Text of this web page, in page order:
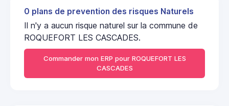
0 plans de prevention des risques Naturels
Il n'y a aucun risque naturel sur la commune de
ROQUEFORT LES CASCADES.
Commander mon ERP pour ROQUEFORT LES
CASCADES